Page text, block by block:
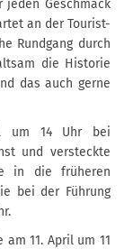
jeden Geschmack
an der Tourist-
Rundgang durch
die Historie
das auch gerne
um 14 Uhr bei
und versteckte
in die früheren
bei der Führung
11. April um 11